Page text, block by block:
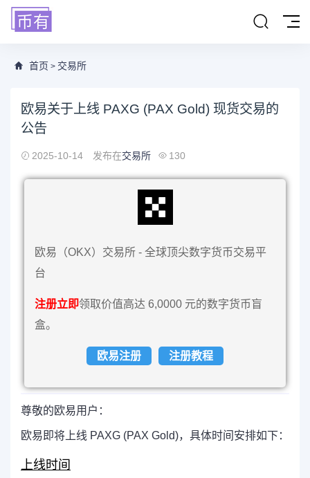
首页 > 交易所
欧易关于上线 PAXG (PAX Gold) 现货交易的
公告
2025-10-14 发布在交易所 130
欧易（OKX）交易所 - 全球顶尖数字货币交易平
台
注册立即领取价值高达 6,0000 元的数字货币盲
盒。
欧易注册 注册教程
尊敬的欧易用户：
欧易即将上线 PAXG (PAX Gold)，具体时间安排如下：
上线时间